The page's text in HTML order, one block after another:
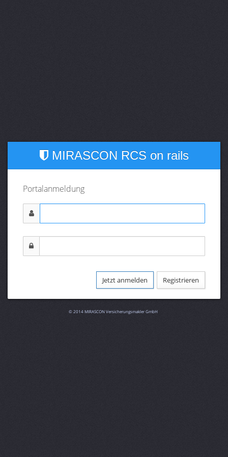
MIRASCON RCS on rails
Portalanmeldung
Registrieren
© 2014 MIRASCON Versicherungsmakler GmbH